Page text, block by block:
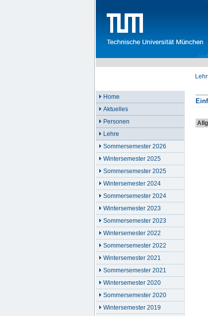
Home
Aktuelles
Personen
Lehre
Sommersemester 2026
Wintersemester 2025
Sommersemester 2025
Wintersemester 2024
Sommersemester 2024
Wintersemester 2023
Sommersemester 2023
Wintersemester 2022
Sommersemester 2022
Wintersemester 2021
Sommersemester 2021
Wintersemester 2020
Sommersemester 2020
Wintersemester 2019